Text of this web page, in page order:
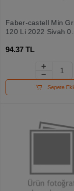
Faber-castell Min
120 Li 2022 Siyah
94.37 TL
Sepete